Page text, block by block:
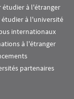
étudier à l'étranger
étudier à l'université
internationaux
à l'étranger
partenaires